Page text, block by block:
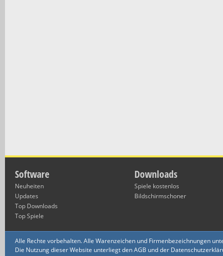
Software
Neuheiten
Updates
Top Downloads
Top Spiele
Downloads
Spiele kostenlos
Bildschirmschoner
Alle Rechte vorbehalten. Alle Warenzeichen und Firmenbezeichnungen
Die Nutzung dieser Website unterliegt den AGB und der